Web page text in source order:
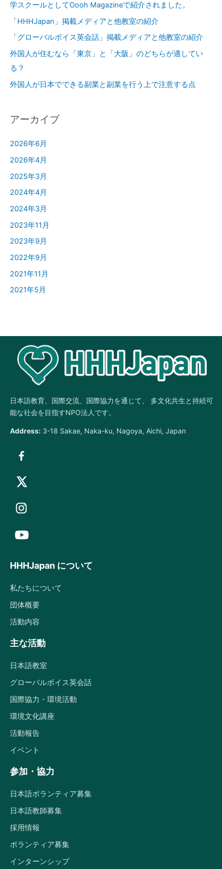
学スクールとしてOooh Magazineで紹介されました。
「HHHJapan」掲載メディアと他教室の紹介
「グローバルボイス英会話」掲載メディアと他教室の紹介
外国人が住むなら「東京」と「大阪」のどちらが適してい
る？
外国人が日本でできる副業と副業を行う上で注意する点
アーカイブ
2026年6月
2026年4月
2025年3月
2024年4月
2024年3月
2023年11月
2023年9月
2022年9月
2021年11月
2021年5月
日本語教育、国際交流、国際協力を通じて、 多文化共生と持続可
能な社会を目指すNPO法人です。
Address: 3-18 Sakae, Naka-ku, Nagoya, Aichi, Japan
HHHJapan について
私たちについて
団体概要
活動内容
主な活動
日本語教室
グローバルボイス英会話
国際協力・環境活動
環境文化講座
活動報告
イベント
参加・協力
日本語ボランティア募集
日本語教師募集
採用情報
ボランティア募集
インターンシップ